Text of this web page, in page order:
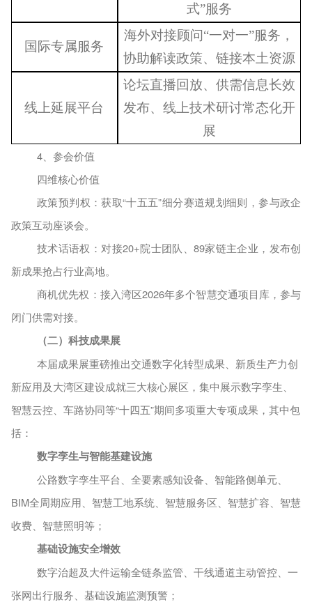
式”服务
国际专属服务
海外对接顾问“一对一”服务，
协助解读政策、链接本土资源
线上延展平台
论坛直播回放、供需信息长效
发布、线上技术研讨常态化开
展
4 、参会价值
四维核心价值
政策预判权：获取“十五五”细分赛道规划细则，参与政企
政策互动座谈会。
技术话语权：对接20+院士团队、89家链主企业，发布创
新成果抢占行业高地。
商机优先权：接入湾区2026年多个智慧交通项目库，参与
闭门供需对接。
（二）科技成果展
本届成果展重磅推出交通数字化转型成果、新质生产力创
新应用及大湾区建设成就三大核心展区，集中展示数字孪生、
智慧云控、车路协同等“十四五”期间多项重大专项成果， 其中包
括：
数字孪生与智能基建设施
公路数字孪生平台、全要素感知设备、智能路侧单元、
BIM全周期应用、智慧工地系统、智慧服务区、智慧扩容、智慧
收费、智慧照明等；
基础设施安全增效
数字治超及大件运输全链条监管、干线通道主动管控、一
张网出行服务、基础设施监测预警；